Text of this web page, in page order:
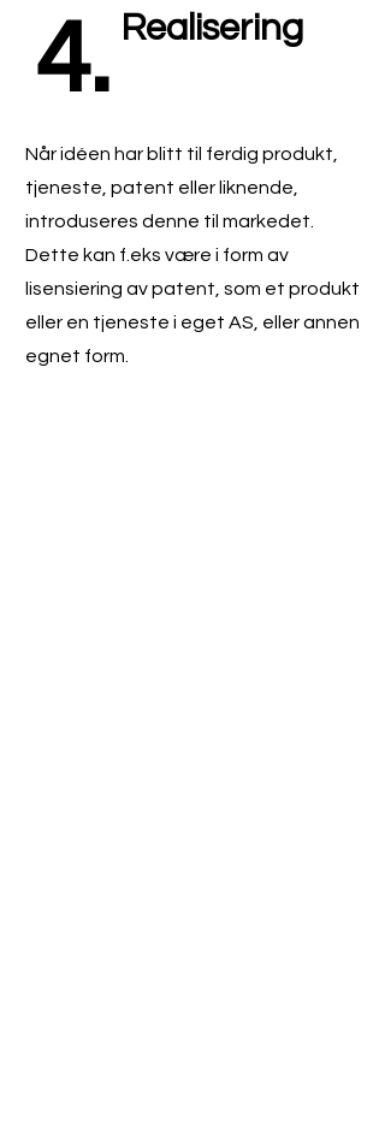
4. Realisering
Når idéen har blitt til ferdig produkt,
tjeneste, patent eller liknende,
introduseres denne til markedet.
Dette kan f.eks være i form av
lisensiering av patent, som et produkt
eller en tjeneste i eget AS, eller annen
egnet form.